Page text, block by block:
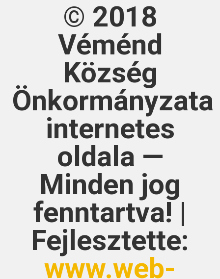
© 2018
Véménd
Község
Önkormányzata
internetes
oldala —
Minden jog
fenntartva! |
Fejlesztette:
www.web-